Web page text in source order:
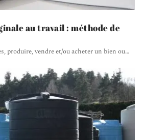
au travail : méthode de
produire, vendre et/ou acheter un bien ou…